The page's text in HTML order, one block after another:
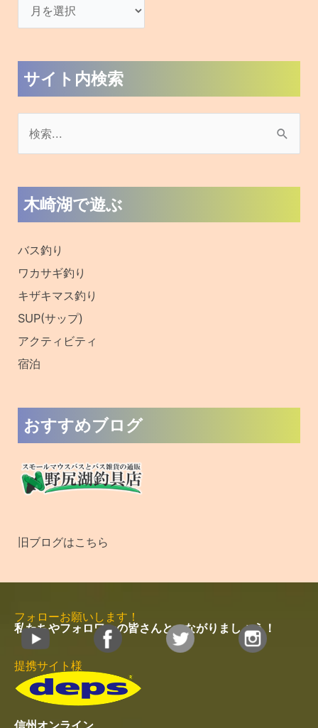
サイト内検索
象
木崎湖で遊ぶ
バス釣り
ワカサギ釣り
キザキマス釣り
SUP(サップ)
アクティビティ
宿泊
おすすめブログ
旧ブログはこちら
フォローお願いします！
私たちやフォロワーの皆さんとつながりましょう！
提携サイト様